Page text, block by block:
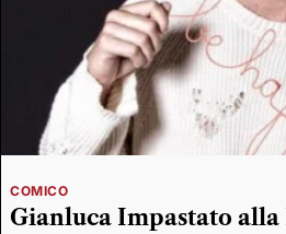
COMICO
Gianluca Impastato